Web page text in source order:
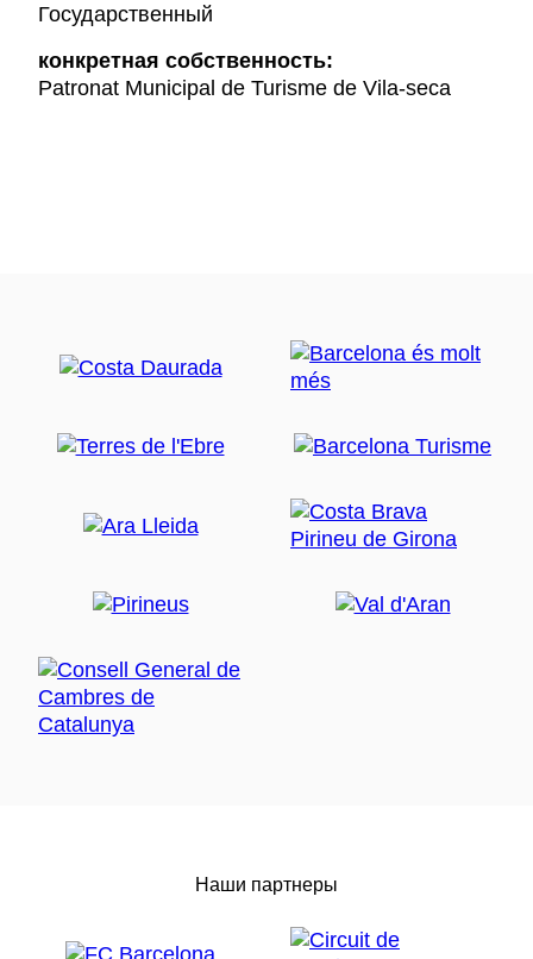
Государственный
конкретная собственность:
Patronat Municipal de Turisme de Vila-seca
Наши партнеры